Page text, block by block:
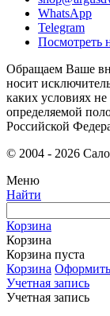
WhatsApp
Telegram
Посмотреть
Обращаем Ваше
носит
каких условиях
определяемой
Российской
© 2004 - 2026
Меню
Найти
Корзина
Корзина
Корзина пуста
Корзина Оформить
Учетная запись
Учетная запись